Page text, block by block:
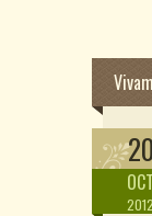
20
OCT
2012